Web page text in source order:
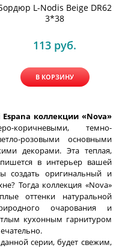
L-Nodis Beige DR62
3*38
113 руб.
В КОРЗИНУ
коллекции «Nova»
коричневыми, темно-
розовыми основными
декорами. Эта теплая,
в интерьер вашей
создать оригинальный и
Тогда коллекция «Nova»
оттенки натуральной
очарования и
кухонным гарнитуром
серии, будет свежим,